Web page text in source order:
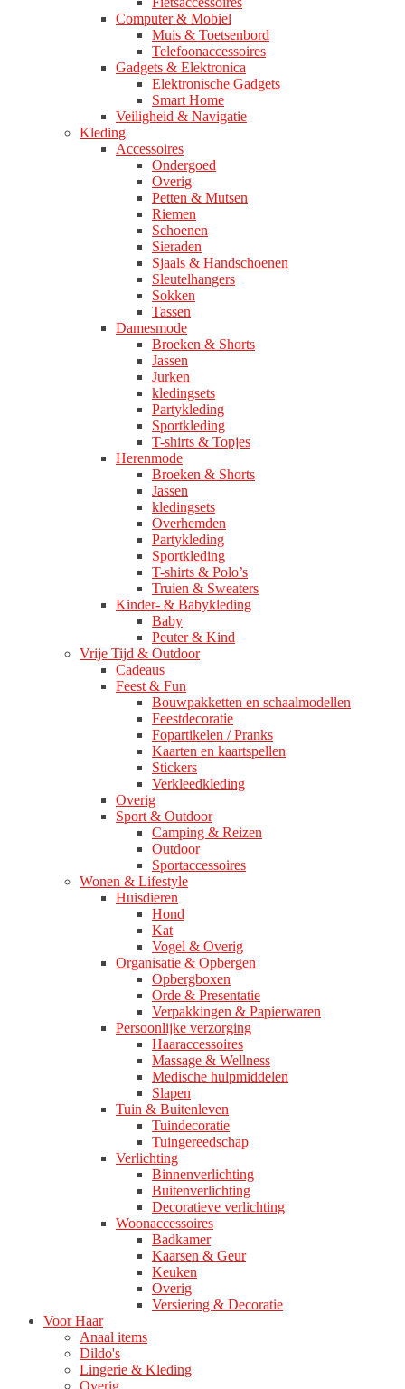
Computer & Mobiel
Muis & Toetsenbord
Telefoonaccessoires
Gadgets & Elektronica
Elektronische Gadgets
Smart Home
Veiligheid & Navigatie
Kleding
Accessoires
Ondergoed
Overig
Petten & Mutsen
Riemen
Schoenen
Sieraden
Sjaals & Handschoenen
Sleutelhangers
Sokken
Tassen
Damesmode
Broeken & Shorts
Jassen
Jurken
kledingsets
Partykleding
Sportkleding
T-shirts & Topjes
Herenmode
Broeken & Shorts
Jassen
kledingsets
Overhemden
Partykleding
Sportkleding
T-shirts & Polo’s
Truien & Sweaters
Kinder- & Babykleding
Baby
Peuter & Kind
Vrije Tijd & Outdoor
Cadeaus
Feest & Fun
Bouwpakketten en schaalmodellen
Feestdecoratie
Fopartikelen / Pranks
Kaarten en kaartspellen
Stickers
Verkleedkleding
Overig
Sport & Outdoor
Camping & Reizen
Outdoor
Sportaccessoires
Wonen & Lifestyle
Huisdieren
Hond
Kat
Vogel & Overig
Organisatie & Opbergen
Opbergboxen
Orde & Presentatie
Verpakkingen & Papierwaren
Persoonlijke verzorging
Haaraccessoires
Massage & Wellness
Medische hulpmiddelen
Slapen
Tuin & Buitenleven
Tuindecoratie
Tuingereedschap
Verlichting
Binnenverlichting
Buitenverlichting
Decoratieve verlichting
Woonaccessoires
Badkamer
Kaarsen & Geur
Keuken
Overig
Versiering & Decoratie
Voor Haar
Anaal items
Dildo's
Lingerie & Kleding
Overig